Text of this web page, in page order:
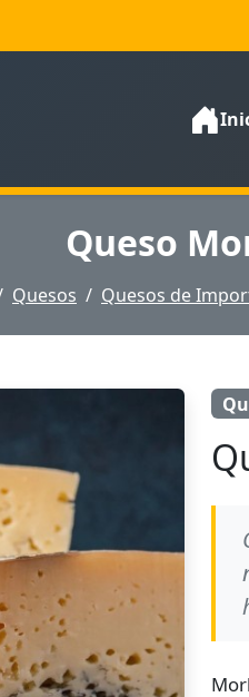
Queso
Quesos Quesos de